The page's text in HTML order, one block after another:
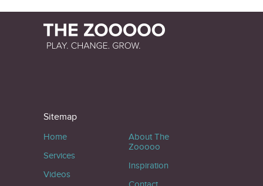
Sitemap
Home
Services
Videos
About The
Zooooo
Inspiration